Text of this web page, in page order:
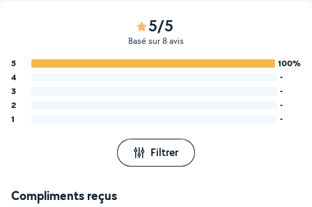
5/5
Basé sur 8 avis
5
100%
4
-
3
-
2
-
1
-
Filtrer
Compliments reçus